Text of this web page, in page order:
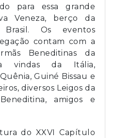
para essa grande
Veneza, berço da
Brasil. Os eventos
contam com a
Beneditinas da
vindas da Itália,
Guiné Bissau e
diversos Leigos da
amigos e
do XXVI Capítulo